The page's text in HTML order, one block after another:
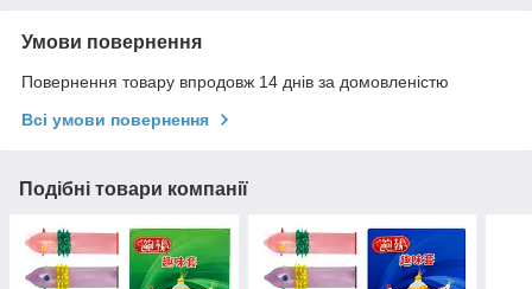
Умови повернення
Повернення товару впродовж 14 днів за домовленістю
Всі умови повернення
Подібні товари компанії